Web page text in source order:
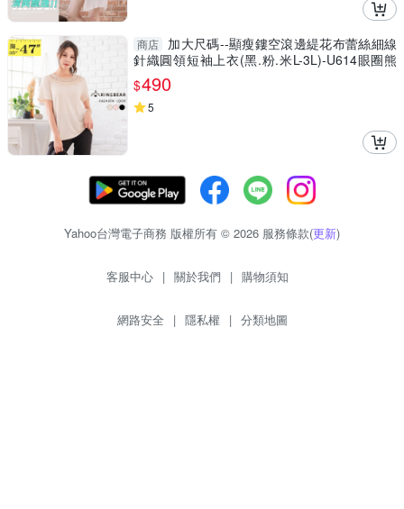
商店
加大尺碼--顯瘦鏤空滾邊緹花布蕾絲細線
針織圓領短袖上衣(黑.粉.米L-3L)-U614眼圈熊
中大尺碼
$490
5
Yahoo台灣電子商務 版權所有 © 2026 服務條款(更新)
客服中心 | 關於我們 | 購物須知
網路安全 | 隱私權 | 分類地圖